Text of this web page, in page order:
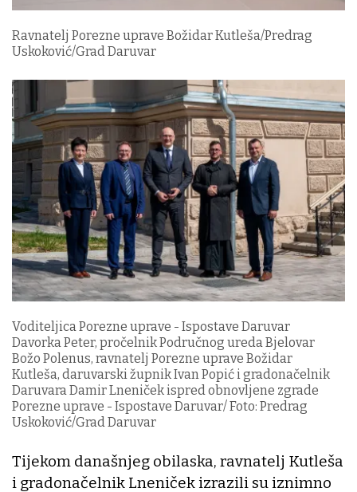
Ravnatelj Porezne uprave Božidar Kutleša/Predrag
Uskoković/Grad Daruvar
Voditeljica Porezne uprave - Ispostave Daruvar
Davorka Peter, pročelnik Područnog ureda Bjelovar
Božo Polenus, ravnatelj Porezne uprave Božidar
Kutleša, daruvarski župnik Ivan Popić i gradonačelnik
Daruvara Damir Lneniček ispred obnovljene zgrade
Porezne uprave - Ispostave Daruvar/ Foto: Predrag
Uskoković/Grad Daruvar
Tijekom današnjeg obilaska, ravnatelj Kutleša
i gradonačelnik Lneniček izrazili su iznimno